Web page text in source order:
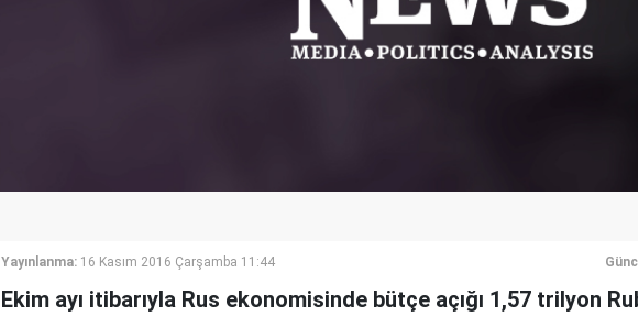
Yayınlanma: 16 Kasım 2016 Çarşamba 11:44
Ekim ayı itibarıyla Rus ekonomisinde bütçe açığı 1,57 trilyon